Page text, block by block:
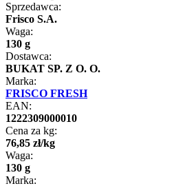
Sprzedawca:
Frisco S.A.
Waga:
130 g
Dostawca:
BUKAT SP. Z O. O.
Marka:
FRISCO FRESH
EAN:
1222309000010
Cena za kg:
76,85 zł/kg
Waga:
130 g
Marka: